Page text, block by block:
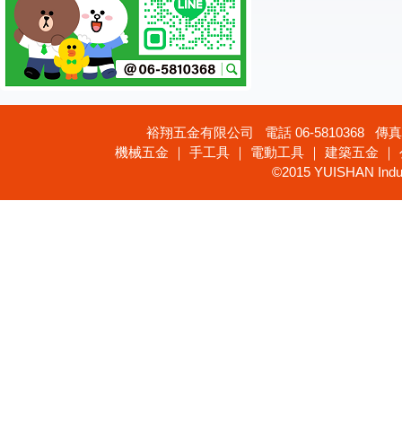
裕翔五金有限公司 電話 06-5810368 傳
機械五金 ｜ 手工具 ｜ 電動工具 ｜ 建築五金
©2015 YUISHAN